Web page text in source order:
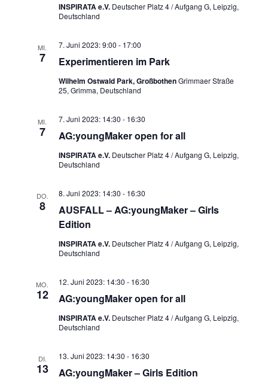
INSPIRATA e.V. Deutscher Platz 4 / Aufgang G, Leipzig,
Deutschland
MI.
7 Experimentieren im Park
7. Juni 2023: 9:00 - 17:00
Wilhelm Ostwald Park, GroßbothenGrimmaer Straße
25, Grimma, Deutschland
MI.
7 AG:youngMaker open for all
7. Juni 2023: 14:30 - 16:30
INSPIRATA e.V. Deutscher Platz 4 / Aufgang G, Leipzig,
Deutschland
DO.
8
AUSFALL – AG:youngMaker – Girls
Edition
8. Juni 2023: 14:30 - 16:30
INSPIRATA e.V. Deutscher Platz 4 / Aufgang G, Leipzig,
Deutschland
MO.
12 AG:youngMaker open for all
12. Juni 2023: 14:30 - 16:30
INSPIRATA e.V. Deutscher Platz 4 / Aufgang G, Leipzig,
Deutschland
DI.
13 AG:youngMaker – Girls Edition
13. Juni 2023: 14:30 - 16:30